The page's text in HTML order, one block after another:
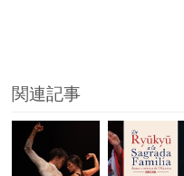
関連記事